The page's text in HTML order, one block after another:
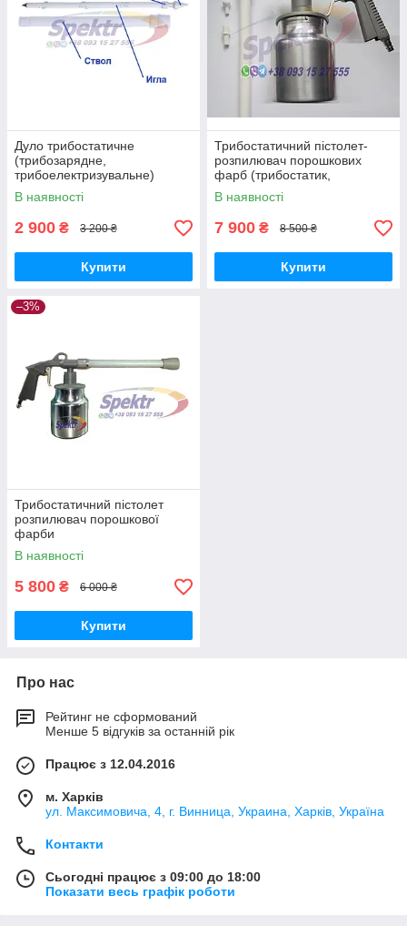
Дуло трибостатичне
(трибозарядне,
трибоелектризувальне)
В наявності
2 900 ₴ 3 200 ₴
Купити
Трибостатичний пістолет-
розпилювач порошкових
фарб (трибостатик,
триборозпилювач)
В наявності
7 900 ₴ 8 500 ₴
Купити
–3%
Трибостатичний пістолет
розпилювач порошкової
фарби
В наявності
5 800 ₴ 6 000 ₴
Купити
Про нас
Рейтинг не сформований
Менше 5 відгуків за останній рік
Працює з 12.04.2016
м. Харків
ул. Максимовича, 4, г. Винница, Украина, Харків, Україна
Контакти
Сьогодні працює з 09:00 до 18:00
Показати весь графік роботи